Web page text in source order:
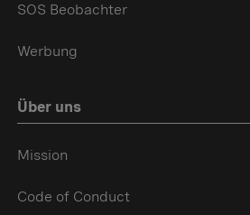
SOS Beobachter
Werbung
Über uns
Mission
Code of Conduct